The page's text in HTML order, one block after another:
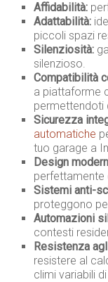
Affidabilità:
Adattabilità:
piccoli spazi
Silenziosità:
silenzioso.
Compatibilità
a piattaforme
permettendoti
Sicurezza
automatiche
tuo garage a
Design
perfettamente
Sistemi anti-
proteggono
Automazioni
contesti
Resistenza
resistere al
climi variabili